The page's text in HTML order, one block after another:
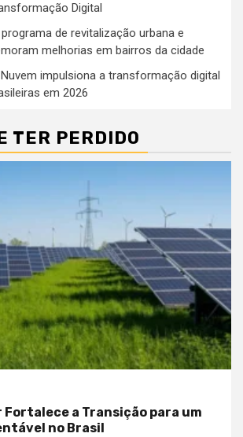
Digital
de revitalização urbana e
melhorias em bairros da cidade
impulsiona a transformação digital
em 2026
TER PERDIDO
Fortalece a Transição para um
no Brasil